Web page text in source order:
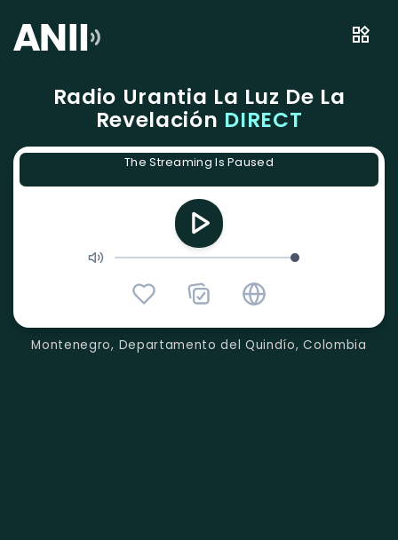
Radio Urantia La Luz De La
Revelación DIRECT
The Streaming Is Paused
Montenegro, Departamento del Quindío, Colombia